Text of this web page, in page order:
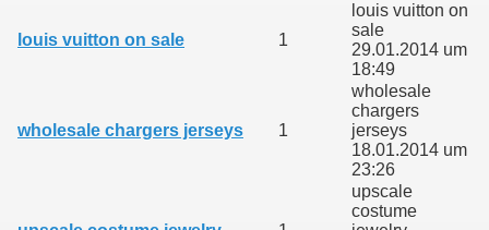
louis vuitton on sale 1
louis vuitton on
sale
29.01.2014 um
18:49
wholesale chargers jerseys 1
wholesale
chargers
jerseys
18.01.2014 um
23:26
upscale
costume